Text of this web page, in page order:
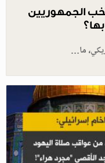
الجمهوريين
ما…